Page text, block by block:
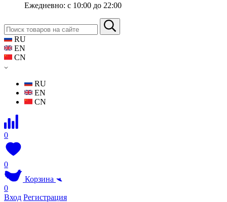
Ежедневно: с 10:00 до 22:00
RU
EN
CN
RU
EN
CN
0
0
Корзина
0
Вход Регистрация